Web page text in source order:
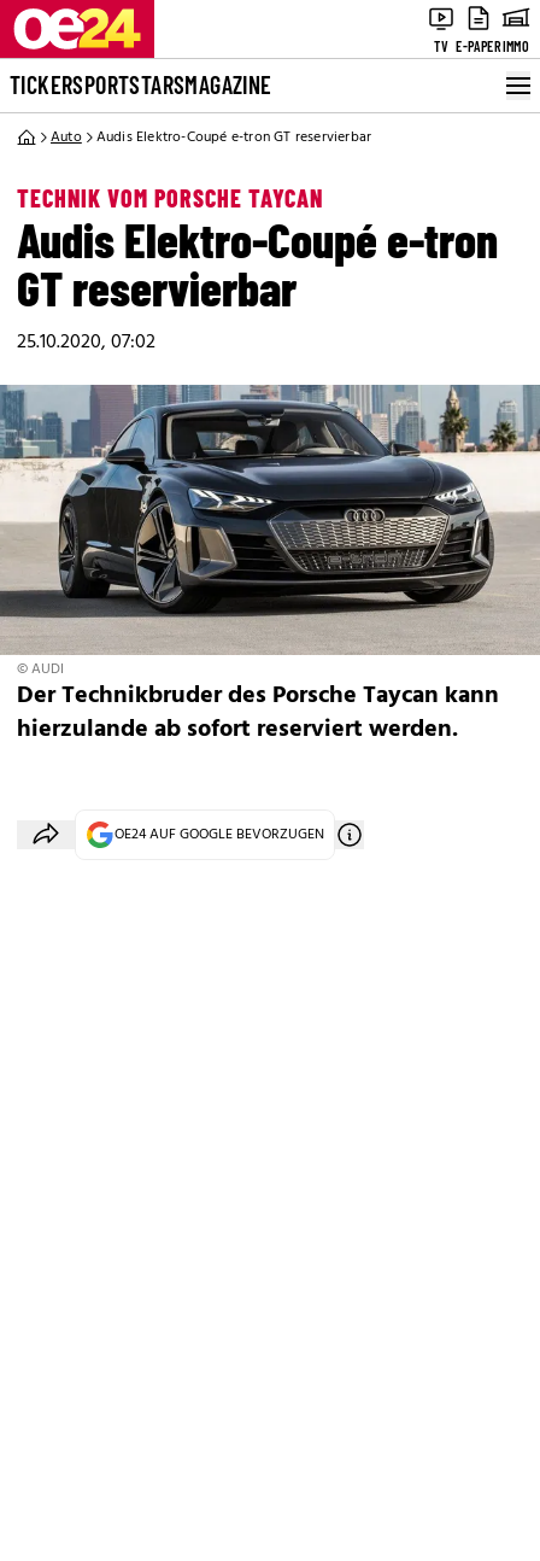
TV E-PAPERIMMO
TICKERSPORTSTARSMAGAZINE
Auto Audis Elektro-Coupé e-tron GT reservierbar
TECHNIK VOM PORSCHE TAYCAN
Audis Elektro-Coupé e-tron
GT reservierbar
25.10.2020, 07:02
© AUDI
Der Technikbruder des Porsche Taycan kann
hierzulande ab sofort reserviert werden.
OE24 AUF GOOGLE BEVORZUGEN